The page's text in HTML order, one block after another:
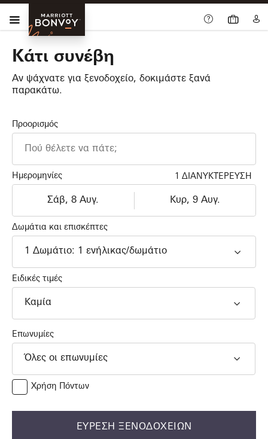
Skip Main Navigation
Μενού
Marriott
Bonvoy
Κάτι συνέβη
Αν ψάχνατε για ξενοδοχείο, δοκιμάστε ξανά
παρακάτω.
Προορισμός
Ημερομηνίες 1 ΔΙΑΝΥΚΤΈΡΕΥΣΗ
Άφιξη
dd/MM/yyyy
Αναχώρηση
dd/MM/yyyy
Δωμάτια και επισκέπτες
1 Δωμάτιο: 1 ενήλικας/δωμάτιο
Ειδικές τιμές
Καμία
Επωνυμίες
Όλες οι επωνυμίες
Χρήση Πόντων
ΕΎΡΕΣΗ ΞΕΝΟΔΟΧΕΊΩΝ